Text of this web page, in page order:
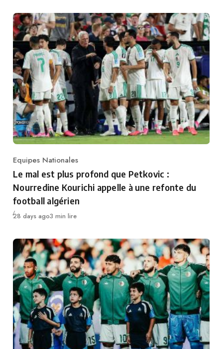
Category
Equipes Nationales
Le mal est plus profond que Petkovic :
Nourredine Kourichi appelle à une refonte du
football algérien
Publié
28 days ago3 min lire